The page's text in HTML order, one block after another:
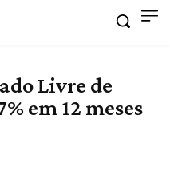
Livre de
em 12 meses